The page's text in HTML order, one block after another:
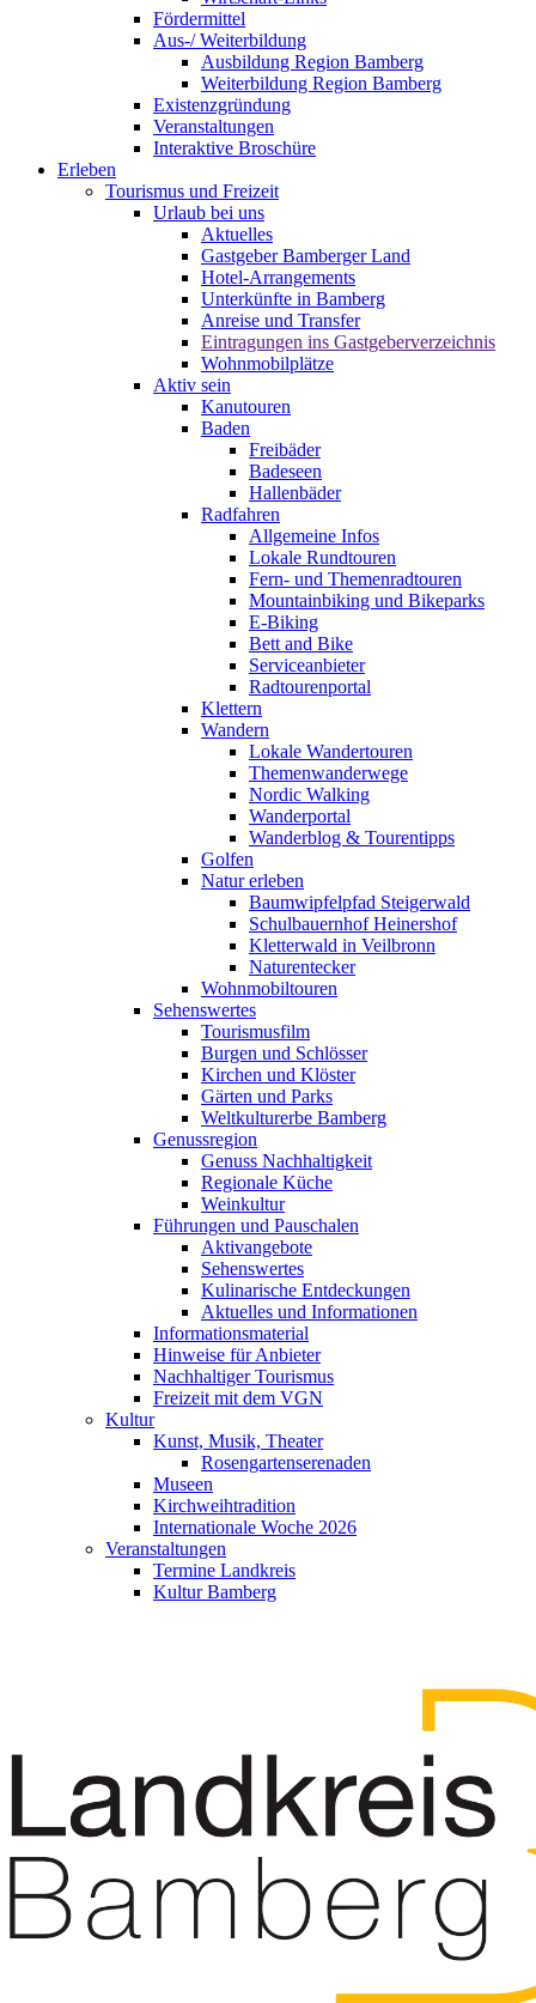
Fördermittel
Aus-/ Weiterbildung
Ausbildung Region Bamberg
Weiterbildung Region Bamberg
Existenzgründung
Veranstaltungen
Interaktive Broschüre
Erleben
Tourismus und Freizeit
Urlaub bei uns
Aktuelles
Gastgeber Bamberger Land
Hotel-Arrangements
Unterkünfte in Bamberg
Anreise und Transfer
Eintragungen ins Gastgeberverzeichnis
Wohnmobilplätze
Aktiv sein
Kanutouren
Baden
Freibäder
Badeseen
Hallenbäder
Radfahren
Allgemeine Infos
Lokale Rundtouren
Fern- und Themenradtouren
Mountainbiking und Bikeparks
E-Biking
Bett and Bike
Serviceanbieter
Radtourenportal
Klettern
Wandern
Lokale Wandertouren
Themenwanderwege
Nordic Walking
Wanderportal
Wanderblog & Tourentipps
Golfen
Natur erleben
Baumwipfelpfad Steigerwald
Schulbauernhof Heinershof
Kletterwald in Veilbronn
Naturentecker
Wohnmobiltouren
Sehenswertes
Tourismusfilm
Burgen und Schlösser
Kirchen und Klöster
Gärten und Parks
Weltkulturerbe Bamberg
Genussregion
Genuss Nachhaltigkeit
Regionale Küche
Weinkultur
Führungen und Pauschalen
Aktivangebote
Sehenswertes
Kulinarische Entdeckungen
Aktuelles und Informationen
Informationsmaterial
Hinweise für Anbieter
Nachhaltiger Tourismus
Freizeit mit dem VGN
Kultur
Kunst, Musik, Theater
Rosengartenserenaden
Museen
Kirchweihtradition
Internationale Woche 2026
Veranstaltungen
Termine Landkreis
Kultur Bamberg